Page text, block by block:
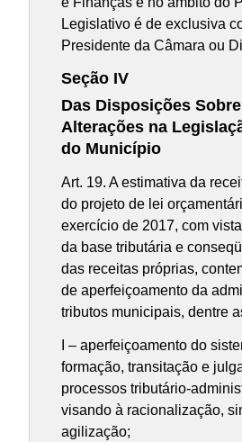
Legislativo é de exclusiva
Presidente da Câmara ou
Seção IV
Das Disposições
Alterações na
do Município
Art. 19. A estimativa da
do projeto de lei
exercício de 2017, com
da base tributária e
das receitas próprias,
de aperfeiçoamento da
tributos municipais, dentre
I – aperfeiçoamento do
formação, transitação e
processos tributário-
visando à racionalização,
agilização;